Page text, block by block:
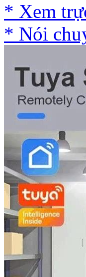
* Xem
* Nói